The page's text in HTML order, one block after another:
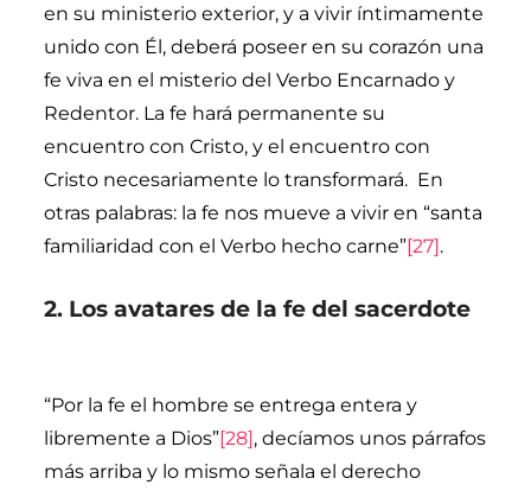
en su ministerio exterior, y a vivir íntimamente
unido con Él, deberá poseer en su corazón una
fe viva en el misterio del Verbo Encarnado y
Redentor. La fe hará permanente su
encuentro con Cristo, y el encuentro con
Cristo necesariamente lo transformará. En
otras palabras: la fe nos mueve a vivir en “santa
familiaridad con el Verbo hecho carne”[27].
2. Los avatares de la fe del sacerdote
“Por la fe el hombre se entrega entera y
libremente a Dios”[28], decíamos unos párrafos
más arriba y lo mismo señala el derecho